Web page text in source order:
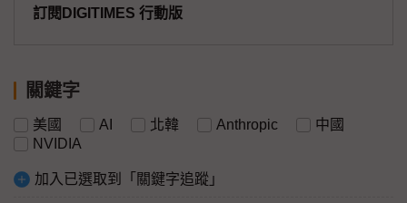
訂閱DIGITIMES 行動版
關鍵字
美國 AI 北韓 Anthropic
中國
NVIDIA
加入已選取到「關鍵字追蹤」